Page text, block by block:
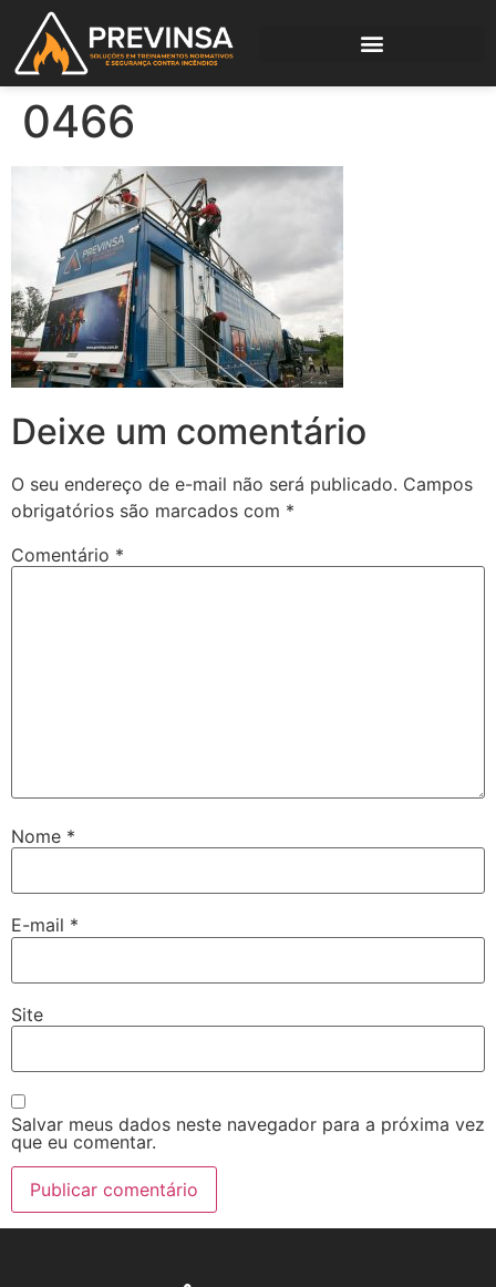
0466
Deixe um comentário
O seu endereço de e-mail não será publicado. Campos
obrigatórios são marcados com *
Comentário *
Nome *
E-mail *
Site
Salvar meus dados neste navegador para a próxima vez
que eu comentar.